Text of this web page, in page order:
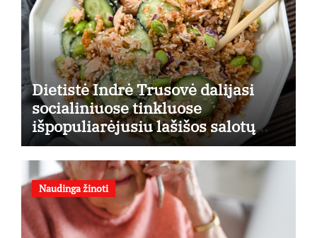
Dietistė Indrė Trusovė dalijasi
socialiniuose tinkluose
išpopuliarėjusiu lašišos salotų
receptu
Naudinga žinoti